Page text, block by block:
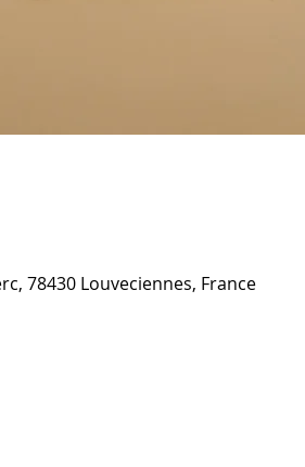
78430 Louveciennes, France